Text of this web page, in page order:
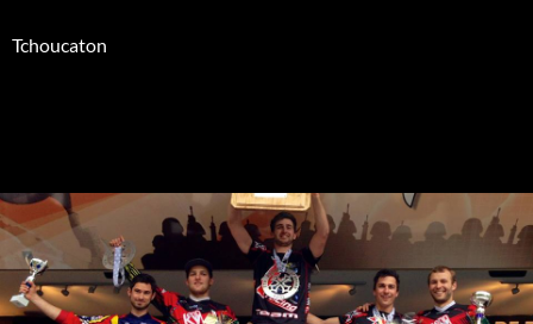
Tchoucaton